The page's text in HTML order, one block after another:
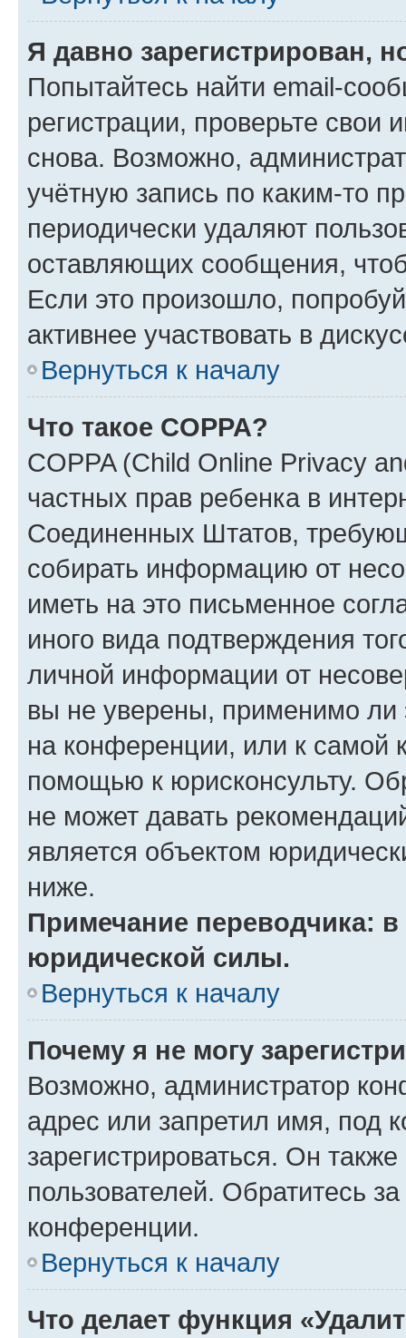
Я давно зарегистрирован,
Попытайтесь найти email-
регистрации, проверьте свои
снова. Возможно,
учётную запись по каким-то
периодически удаляют
оставляющих сообщения,
Если это произошло,
активнее участвовать в
Вернуться к началу
Что такое COPPA?
COPPA (Child Online Privacy
частных прав ребенка в
Соединенных Штатов,
собирать информацию от
иметь на это письменное
иного вида подтверждения
личной информации от
вы не уверены, применимо ли
на конференции, или к самой
помощью к юрисконсульту.
не может давать
является объектом
ниже.
Примечание переводчика:
юридической силы.
Вернуться к началу
Почему я не могу
Возможно, администратор
адрес или запретил имя, под
зарегистрироваться. Он
пользователей. Обратитесь
конференции.
Вернуться к началу
Что делает функция